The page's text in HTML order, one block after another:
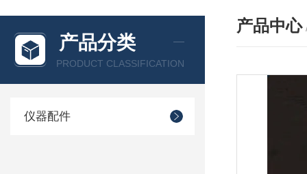
产品分类
PRODUCT CLASSIFICATION
仪器配件
产品中心